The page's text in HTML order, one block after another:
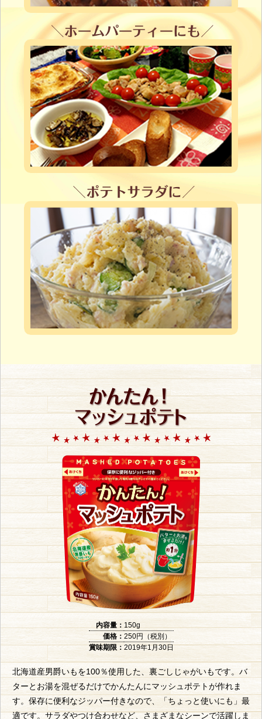
内容量： 150g
価格： 250円（税別）
賞味期限：2019年1月30日
北海道産男爵いもを100％使用した、裏ごしじゃがいもです。バ
ターとお湯を混ぜるだけでかんたんにマッシュポテトが作れま
す。保存に便利なジッパー付きなので、「ちょっと使いにも」最
適です。サラダやつけ合わせなど、さまざまなシーンで活躍しま